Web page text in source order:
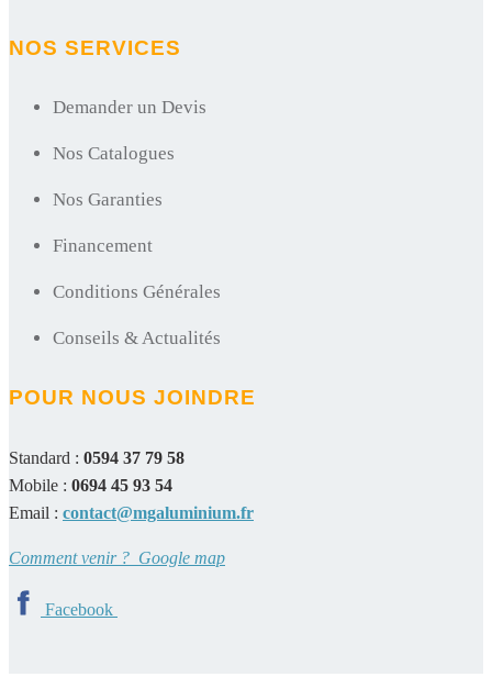
NOS SERVICES
Demander un Devis
Nos Catalogues
Nos Garanties
Financement
Conditions Générales
Conseils & Actualités
POUR NOUS JOINDRE
Standard : 0594 37 79 58
Mobile : 0694 45 93 54
Email : contact@mgaluminium.fr
Comment venir ? Google map
Facebook